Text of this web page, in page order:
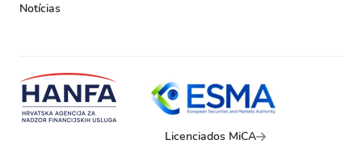
Notícias
Licenciados MiCA